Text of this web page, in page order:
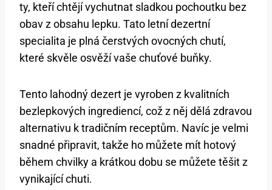
ty, kteří chtějí vychutnat sladkou pochoutku bez
obav z obsahu lepku. Tato letní dezertní
specialita je plná čerstvých ovocných chutí,
které skvěle osvěží vaše chuťové buňky.
Tento lahodný dezert je vyroben z kvalitních
bezlepkových ingrediencí, což z něj dělá zdravou
alternativu k tradičním receptům. Navíc je velmi
snadné připravit, takže ho můžete mít hotový
během chvilky a krátkou dobu se můžete těšit z
vynikající chuti.